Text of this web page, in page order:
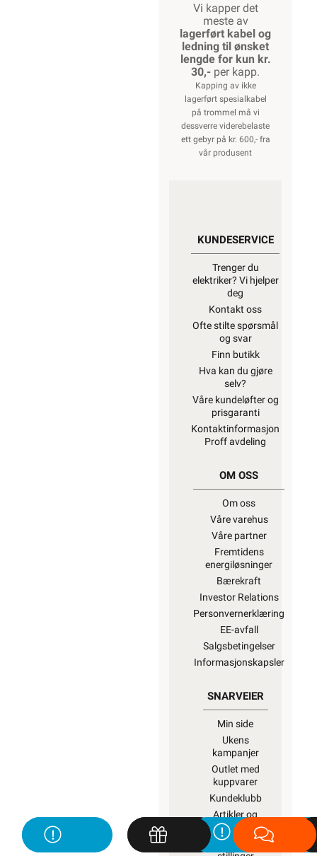
Vi kapper det
meste av
lagerført kabel og
ledning til ønsket
lengde for kun kr.
30,- per kapp.
Kapping av ikke
lagerført spesialkabel
på trommel må vi
dessverre viderebelaste
ett gebyr på kr. 600,- fra
vår produsent
KUNDESERVICE
Trenger du
elektriker? Vi hjelper
deg
Kontakt oss
Ofte stilte spørsmål
og svar
Finn butikk
Hva kan du gjøre
selv?
Våre kundeløfter og
prisgaranti
Kontaktinformasjon
Proff avdeling
OM OSS
Om oss
Våre varehus
Våre partner
Fremtidens
energiløsninger
Bærekraft
Investor Relations
Personvernerklæring
EE-avfall
Salgsbetingelser
Informasjonskapsler
SNARVEIER
Min side
Ukens
kampanjer
Outlet med
kuppvarer
Kundeklubb
Artikler og
guider
Ledige